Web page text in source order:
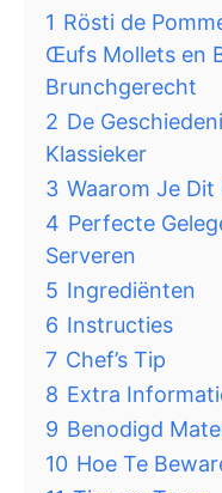
1 Rösti de
Œufs Mollets en
Brunchgerecht
2 De
Klassieker
3 Waarom Je Dit
4 Perfecte
Serveren
5 Ingrediënten
6 Instructies
7 Chef’s Tip
8 Extra
9 Benodigd
10 Hoe Te